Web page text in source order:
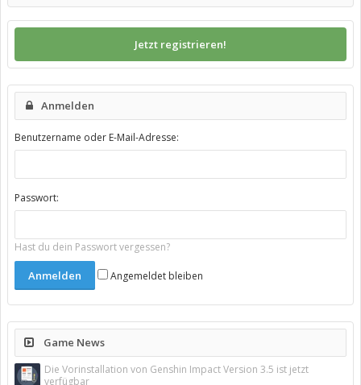
Jetzt registrieren!
Anmelden
Benutzername oder E-Mail-Adresse:
Passwort:
Hast du dein Passwort vergessen?
Angemeldet bleiben
Game News
Die Vorinstallation von Genshin Impact Version 3.5 ist jetzt
verfügbar